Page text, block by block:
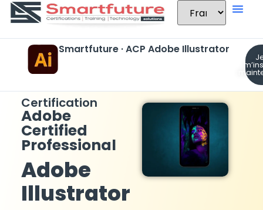
Smartfuture · ACP Adobe Illustrator
Certification
Adobe
Certified
Professional
Adobe
Illustrator